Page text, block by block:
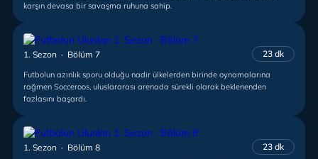
karşın devasa bir savaşma ruhuna sahip.
1. Sezon · Bölüm 7 23 dk
Futbolun azınlık sporu olduğu nadir ülkelerden birinde oynamalarına
rağmen Socceroos, uluslararası arenada sürekli olarak beklenenden
fazlasını başardı.
1. Sezon · Bölüm 8 23 dk